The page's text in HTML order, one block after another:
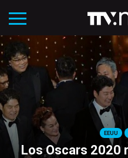
EEUU
Los Oscars 2020